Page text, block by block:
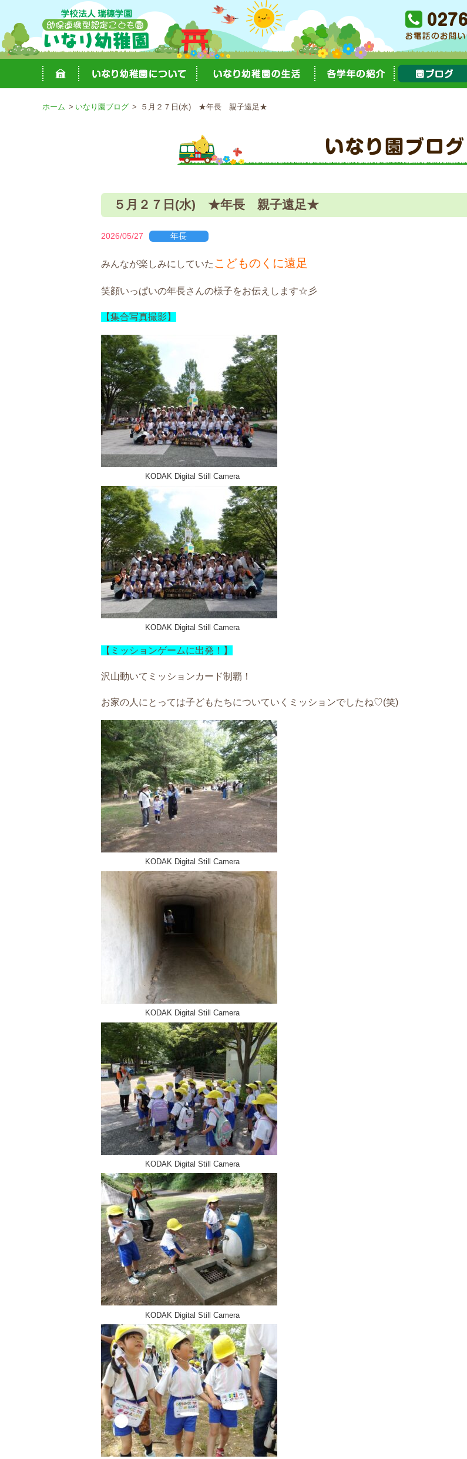
ホーム いなり園ブログ ５月２７日(水) ★年長 親子遠足★
５月２７日(水) ★年長 親子遠足★
2026/05/27 年長
みんなが楽しみにしていた こどものくに遠足
笑顔いっぱいの年長さんの様子をお伝えします☆彡
【集合写真撮影】
KODAK Digital Still Camera
KODAK Digital Still Camera
【ミッションゲームに出発！】
沢山動いてミッションカード制覇！
お家の人にとっては子どもたちについていくミッションでしたね♡(笑)
KODAK Digital Still Camera
KODAK Digital Still Camera
KODAK Digital Still Camera
KODAK Digital Still Camera